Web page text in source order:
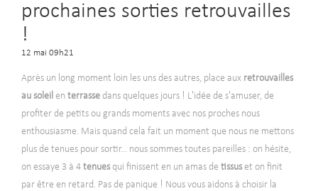
prochaines sorties retrouvailles
!
12 mai 09h21
Après un long moment loin les uns des autres, place aux retrouvailles
au soleil en terrasse dans quelques jours ! L'idée de s'amuser, de
profiter de petits ou grands moments avec nos proches nous
enthousiasme. Mais quand cela fait un moment que nous ne mettons
plus de tenues pour sortir... nous sommes toutes pareilles : on hésite,
on essaye 3 à 4 tenuesqui finissent en un amas de tissuset on finit
par être en retard. Pas de panique ! Nous vous aidons à choisir la